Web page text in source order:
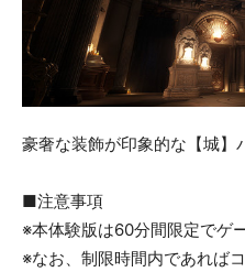
豪奢な装飾が印象的な【城】
■注意事項
※本体験版は60分間限定でゲ
※なお、制限時間内であれば